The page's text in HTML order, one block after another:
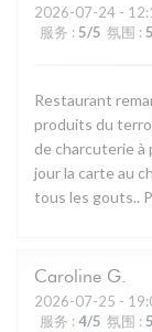
2026-07-24 -
服务 : 5/5 氛围 : 5
Restaurant
produits du
de charcuterie à
jour la carte au
tous les gouts..
Caroline G
2026-07-25 -
服务 : 4/5 氛围 : 5